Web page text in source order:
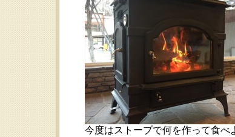
今度はストーブで何を作って食